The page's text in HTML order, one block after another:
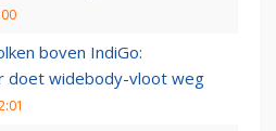
boven IndiGo:
doet widebody-vloot weg